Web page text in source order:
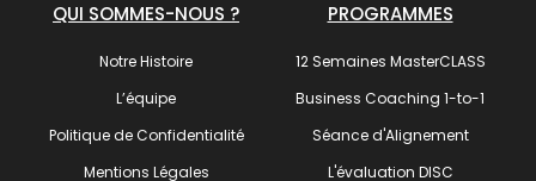
QUI SOMMES-NOUS ?
Notre Histoire
L’équipe
Politique de Confidentialité
Mentions Légales
PROGRAMMES
12 Semaines MasterCLASS
Business Coaching 1-to-1
Séance d'Alignement
L'évaluation DISC